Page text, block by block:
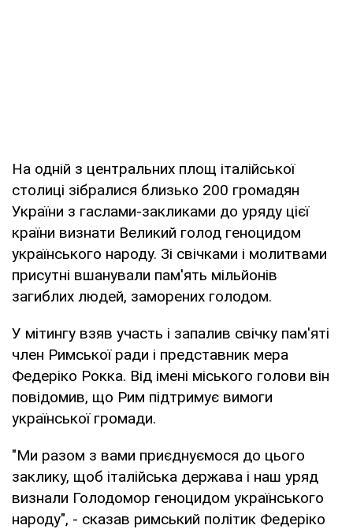
На одній з центральних площ італійської
столиці зібралися близько 200 громадян
України з гаслами-закликами до уряду цієї
країни визнати Великий голод геноцидом
українського народу. Зі свічками і молитвами
присутні вшанували пам'ять мільйонів
загиблих людей, заморених голодом.
У мітингу взяв участь і запалив свічку пам'яті
член Римської ради і представник мера
Федеріко Рокка. Від імені міського голови він
повідомив, що Рим підтримує вимоги
української громади.
"Ми разом з вами приєднуємося до цього
заклику, щоб італійська держава і наш уряд
визнали Голодомор геноцидом українського
народу", - сказав римський політик Федеріко